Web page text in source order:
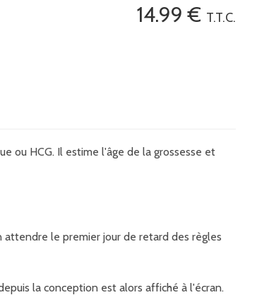
14.99 € T.T.C.
ou HCG. Il estime l'âge de la grossesse et
le premier jour de retard des règles
la conception est alors affiché à l'écran.